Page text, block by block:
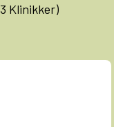
3 Klinikker)